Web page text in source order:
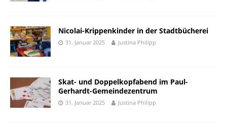
Nicolai-Krippenkinder in der Stadtbücherei
31. Januar 2025 Justina Philipp
Skat- und Doppelkopfabend im Paul-
Gerhardt-Gemeindezentrum
31. Januar 2025 Justina Philipp